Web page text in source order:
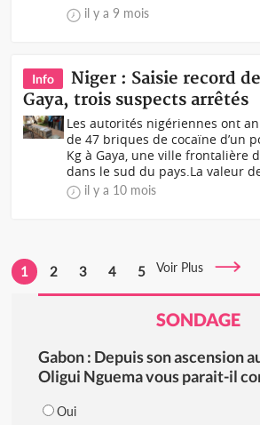
il y a 9 mois
Info
Niger : Saisie record
Gaya, trois suspects arrêtés
Les autorités nigériennes ont
de 47 briques de cocaïne d’un
Kg à Gaya, une ville frontalière
dans le sud du pays.La valeur
il y a 10 mois
1 2 3 4 5 Voir Plus
SONDAGE
Gabon : Depuis son ascension
Oligui Nguema vous parait-il
Oui